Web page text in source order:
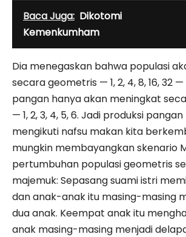
Baca Juga: Dikotomi
Kemenkumham
Dia menegaskan bahwa populasi
secara geometris — 1, 2, 4, 8, 16, 32
pangan hanya akan meningkat
— 1, 2, 3, 4, 5, 6. Jadi produksi
mengikuti nafsu makan kita
mungkin membayangkan skenario
pertumbuhan populasi geometris
majemuk: Sepasang suami istri
dan anak-anak itu masing-masing
dua anak. Keempat anak itu
anak masing-masing menjadi